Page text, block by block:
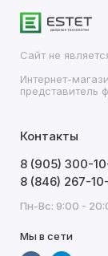
Сайт не
Интернет-
представитель
Контакты
8 (905) 300-
8 (846) 267-
Пн-Вс: 9:00 -
Мы в сети